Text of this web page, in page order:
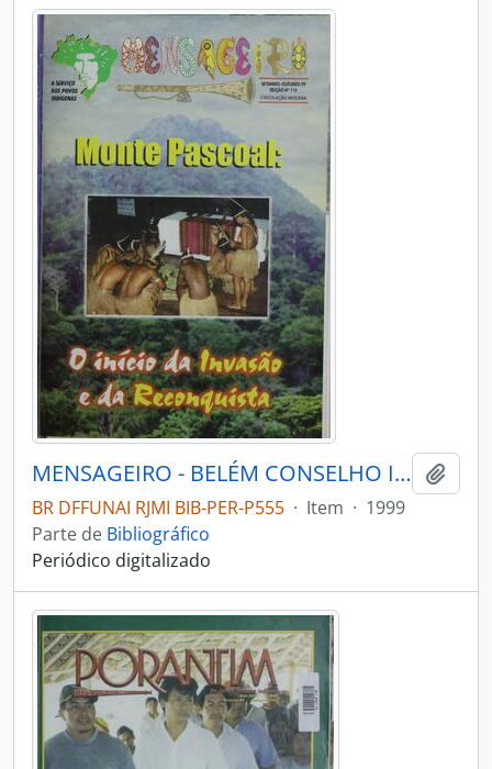
MENSAGEIRO - BELÉM CONSELHO INDIGENISTA MISSIONÁRIO - 1999 - Nº118
BR DFFUNAI RJMI BIB-PER-P555 · Item · 1999
Parte de Bibliográfico
Periódico digitalizado